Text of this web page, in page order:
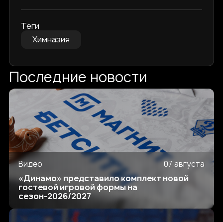
Теги
Химназия
Последние новости
Видео 07 августа
«Динамо» представило комплект новой
гостевой игровой формы на
сезон-2026/2027